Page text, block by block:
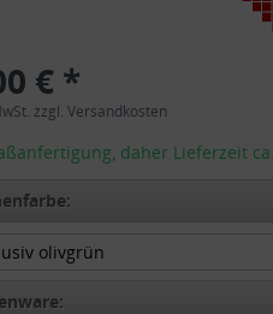
€ *
zzgl. Versandkosten
daher Lieferzeit
olivgrün
olivgrün